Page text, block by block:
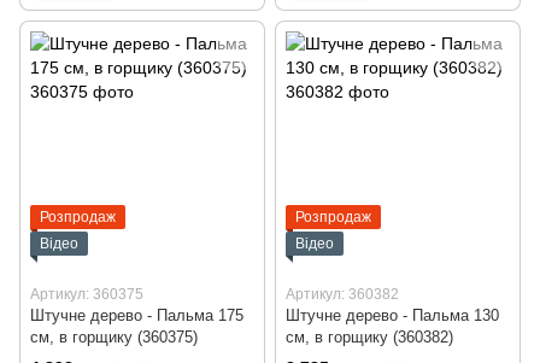
Розпродаж
Відео
Артикул: 360375
Штучне дерево - Пальма 175
см, в горщику (360375)
Розпродаж
Відео
Артикул: 360382
Штучне дерево - Пальма 130
см, в горщику (360382)